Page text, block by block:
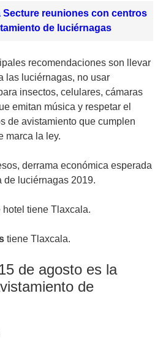
Secture reuniones con centros
de luciérnagas
recomendaciones son llevar
las luciérnagas, no usar
insectos, celulares, cámaras
emitan música y respetar el
de avistamiento que cumplen
marca la ley.
derrama económica esperada
de luciérnagas 2019.
hotel tiene Tlaxcala.
tiene Tlaxcala.
de agosto es la
de